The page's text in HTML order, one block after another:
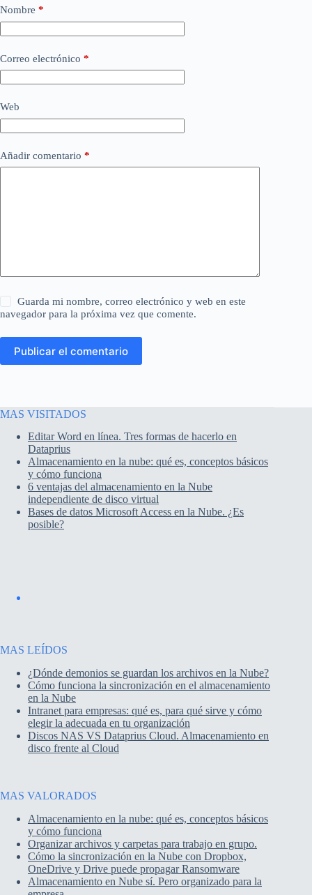
Nombre *
Correo electrónico *
Web
Añadir comentario *
Guarda mi nombre, correo electrónico y web en este
navegador para la próxima vez que comente.
Publicar el comentario
MAS VISITADOS
Editar Word en línea. Tres formas de hacerlo en
Dataprius
Almacenamiento en la nube: qué es, conceptos básicos
y cómo funciona
6 ventajas del almacenamiento en la Nube
independiente de disco virtual
Bases de datos Microsoft Access en la Nube. ¿Es
posible?
MAS LEÍDOS
¿Dónde demonios se guardan los archivos en la Nube?
Cómo funciona la sincronización en el almacenamiento
en la Nube
Intranet para empresas: qué es, para qué sirve y cómo
elegir la adecuada en tu organización
Discos NAS VS Dataprius Cloud. Almacenamiento en
disco frente al Cloud
MAS VALORADOS
Almacenamiento en la nube: qué es, conceptos básicos
y cómo funciona
Organizar archivos y carpetas para trabajo en grupo.
Cómo la sincronización en la Nube con Dropbox,
OneDrive y Drive puede propagar Ransomware
Almacenamiento en Nube sí. Pero organizado para la